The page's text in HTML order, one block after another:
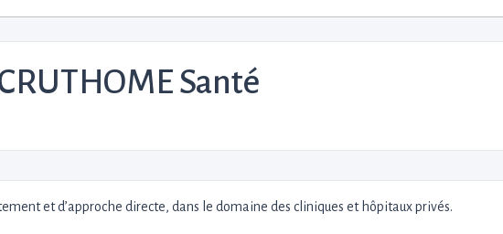
Santé
et d’approche directe, dans le domaine des cliniques et hôpitaux privés.